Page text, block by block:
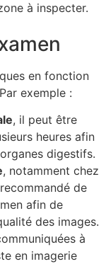
à inspecter.
en fonction
exemple :
, il peut être
heures afin
digestifs.
, notamment chez
de
afin de
des images.
à
en imagerie